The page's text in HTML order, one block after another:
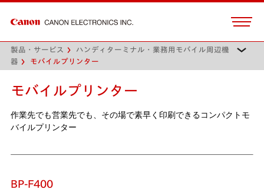
製品・サービス
ハンディターミナル・業務用モバイル周辺機
器
モバイルプリンター
モバイルプリンター
作業先でも営業先でも、その場で素早く印刷できるコンパクトモ
バイルプリンター
BP-F400